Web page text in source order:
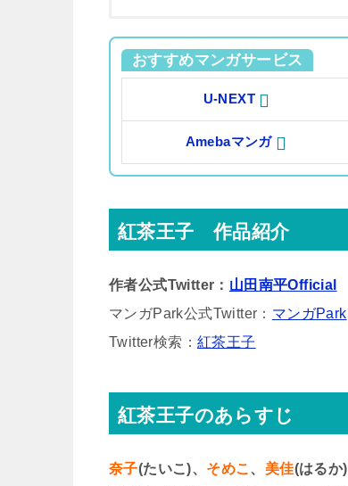
おすすめマンガサービス
U-NEXT
Amebaマンガ
紅茶王子 作品紹介
作者公式Twitter： 山田南平Official
マンガPark公式Twitter： マンガPark
Twitter検索： 紅茶王子
紅茶王子のあらすじ
奈子(たいこ)、 そめこ 、 美佳(はるか)